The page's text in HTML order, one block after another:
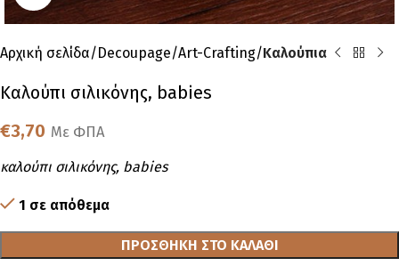
Αρχική σελίδα Decoupage Art-Crafting Καλούπια
Καλούπι σιλικόνης, babies
€3,70 Με ΦΠΑ
καλούπι σιλικόνης, babies
1 σε απόθεμα
ΠΡΟΣΘΉΚΗ ΣΤΟ ΚΑΛΆΘΙ